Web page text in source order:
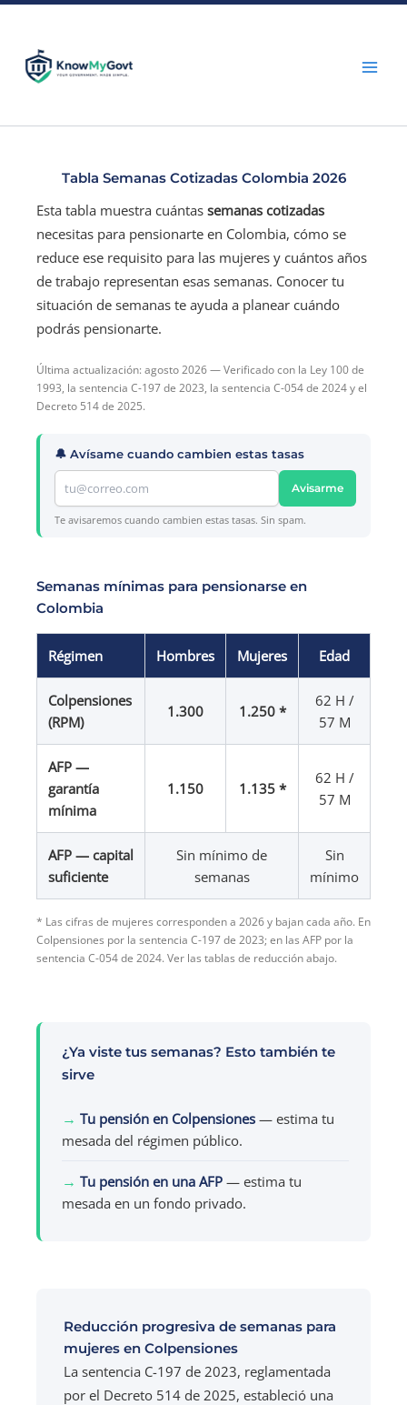
content
Tabla Semanas Cotizadas Colombia 2026
Esta tabla muestra cuántas semanas cotizadas
necesitas para pensionarte en Colombia, cómo se
reduce ese requisito para las mujeres y cuántos años
de trabajo representan esas semanas. Conocer tu
situación de semanas te ayuda a planear cuándo
podrás pensionarte.
Última actualización: agosto 2026 — Verificado con la Ley 100 de
1993, la sentencia C-197 de 2023, la sentencia C-054 de 2024 y el
Decreto 514 de 2025.
🔔 Avísame cuando cambien estas tasas
Avisarme
Te avisaremos cuando cambien estas tasas. Sin spam.
Semanas mínimas para pensionarse en
Colombia
Régimen Hombres Mujeres Edad
Colpensiones
(RPM)
1.300 1.250 *
62 H /
57 M
AFP —
garantía
mínima
1.150 1.135 *
62 H /
57 M
AFP — capital
suficiente
Sin mínimo de
semanas
Sin
mínimo
* Las cifras de mujeres corresponden a 2026 y bajan cada año. En
Colpensiones por la sentencia C-197 de 2023; en las AFP por la
sentencia C-054 de 2024. Ver las tablas de reducción abajo.
¿Ya viste tus semanas? Esto también te
sirve
→ Tu pensión en Colpensiones — estima tu
mesada del régimen público.
→ Tu pensión en una AFP — estima tu
mesada en un fondo privado.
Reducción progresiva de semanas para
mujeres en Colpensiones
La sentencia C-197 de 2023, reglamentada
por el Decreto 514 de 2025, estableció una